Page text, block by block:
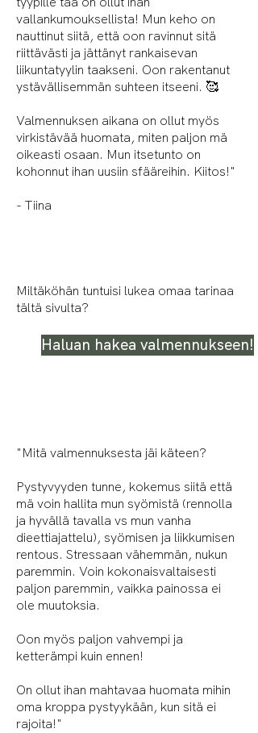
vallankumouksellista! Mun keho on
nauttinut siitä, että oon ravinnut sitä
riittävästi ja jättänyt rankaisevan
liikuntatyylin taakseni. Oon rakentanut
ystävällisemmän suhteen itseeni. 🥰
Valmennuksen aikana on ollut myös
virkistävää huomata, miten paljon mä
oikeasti osaan. Mun itsetunto on
kohonnut ihan uusiin sfääreihin. Kiitos!"
- Tiina
Miltäköhän tuntuisi lukea omaa tarinaa
tältä sivulta?
Haluan hakea valmennukseen!
"Mitä valmennuksesta jäi käteen?
Pystyvyyden tunne, kokemus siitä että
mä voin hallita mun syömistä (rennolla
ja hyvällä tavalla vs mun vanha
dieettiajattelu), syömisen ja liikkumisen
rentous. Stressaan vähemmän, nukun
paremmin. Voin kokonaisvaltaisesti
paljon paremmin, vaikka painossa ei
ole muutoksia.
Oon myös paljon vahvempi ja
ketterämpi kuin ennen!
On ollut ihan mahtavaa huomata mihin
oma kroppa pystyykään, kun sitä ei
rajoita!"